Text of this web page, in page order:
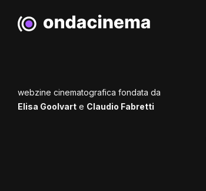
webzine cinematografica fondata da
Elisa Goolvart e Claudio Fabretti